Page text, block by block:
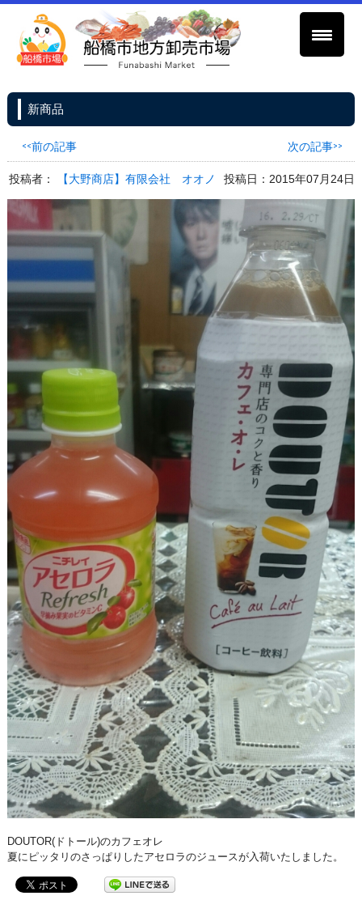
新商品
<<前の記事 次の記事>>
投稿者： 【大野商店】有限会社 オオノ 投稿日：2015年07月24日
DOUTOR(ドトール)のカフェオレ
夏にピッタリのさっぱりしたアセロラのジュースが入荷いたしました。